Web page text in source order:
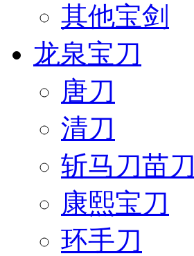
其他宝剑
龙泉宝刀
唐刀
清刀
斩马刀苗刀
康熙宝刀
环手刀